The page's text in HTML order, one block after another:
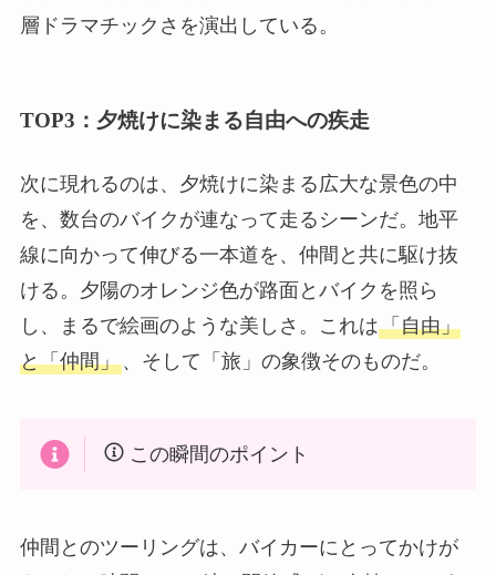
層ドラマチックさを演出している。
TOP3：夕焼けに染まる自由への疾走
次に現れるのは、夕焼けに染まる広大な景色の中
を、数台のバイクが連なって走るシーンだ。地平
線に向かって伸びる一本道を、仲間と共に駆け抜
ける。夕陽のオレンジ色が路面とバイクを照ら
し、まるで絵画のような美しさ。これは「自由」
と「仲間」、そして「旅」の象徴そのものだ。
この瞬間のポイント
仲間とのツーリングは、バイカーにとってかけが